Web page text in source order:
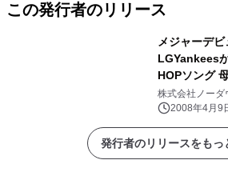
この発行者のリリース
メジャーデ
LGYankees
HOPソング 母へ捧げる感謝の歌
「Dear
株式会社ノーダ
2008年4月9
発行者のリリースをもっ